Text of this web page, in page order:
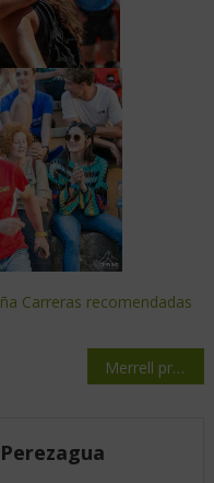
Carreras recomendadas
Merrell presenta al equipo Nacional de Trail Running para temporada 2024